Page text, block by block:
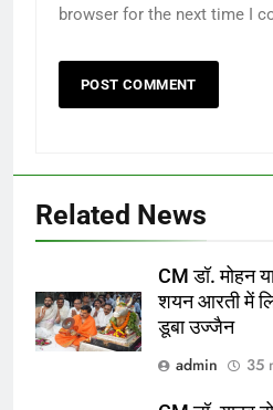
browser for the next time I
Related News
CM डॉ. मोहन
शयन आरती में
डूबा उज्जैन
admin
35